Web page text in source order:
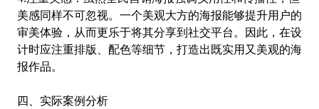
美感同样不可忽视。一个美观大方的海报能够提升用户的
审美体验，从而更乐于将其分享到社交平台。因此，在设
计时应注重排版、配色等细节，打造出既实用又美观的海
报作品。
四、实际案例分析